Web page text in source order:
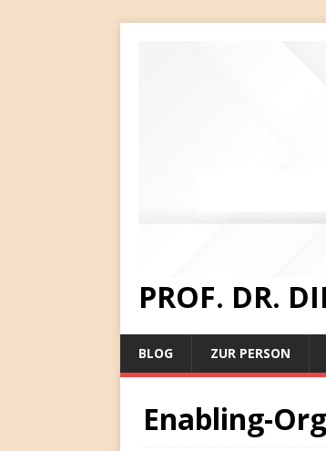
PROF. DR.
BLOG ZUR PERSON
Enabling-